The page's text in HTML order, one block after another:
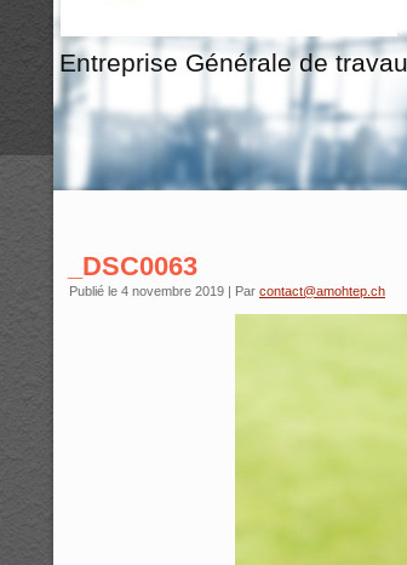
Entreprise Générale de
_DSC0063
Publié le 4 novembre 2019 | Par contact@amohtep.ch